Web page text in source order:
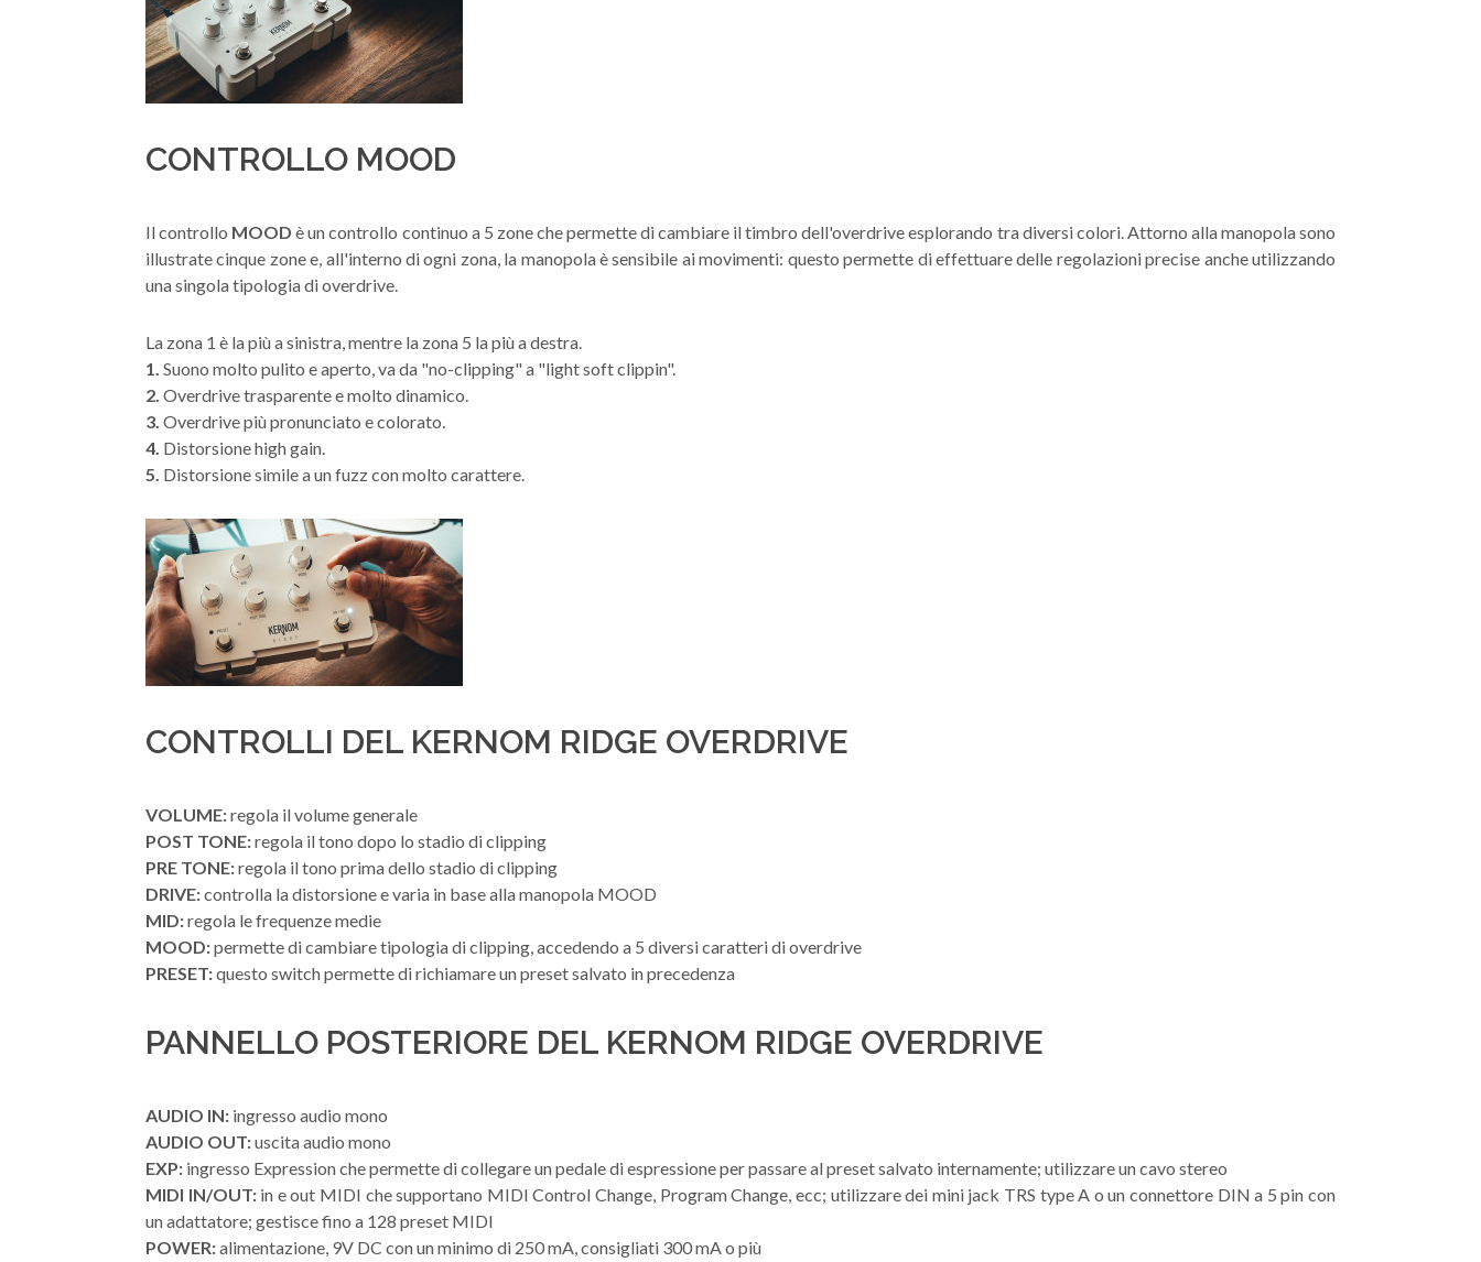
CONTROLLO MOOD
Il controllo MOOD è un controllo continuo a 5 zone che permette di cambiare il timbro dell'overdrive esplorando tra diversi colori. Attorno alla manopola sono
illustrate cinque zone e, all'interno di ogni zona, la manopola è sensibile ai movimenti: questo permette di effettuare delle regolazioni precise anche utilizzando
una singola tipologia di overdrive.
La zona 1 è la più a sinistra, mentre la zona 5 la più a destra.
1. Suono molto pulito e aperto, va da "no-clipping" a "light soft clippin".
2. Overdrive trasparente e molto dinamico.
3. Overdrive più pronunciato e colorato.
4. Distorsione high gain.
5. Distorsione simile a un fuzz con molto carattere.
CONTROLLI DEL KERNOM RIDGE OVERDRIVE
VOLUME:regola il volume generale
POST TONE:regola il tono dopo lo stadio di clipping
PRE TONE:regola il tono prima dello stadio di clipping
DRIVE:controlla la distorsione e varia in base alla manopola MOOD
MID:regola le frequenze medie
MOOD:permette di cambiare tipologia di clipping, accedendo a 5 diversi caratteri di overdrive
PRESET:questo switch permette di richiamare un preset salvato in precedenza
PANNELLO POSTERIORE DEL KERNOM RIDGE OVERDRIVE
AUDIO IN: ingresso audio mono
AUDIO OUT:uscita audio mono
EXP: ingresso Expression che permette di collegare un pedale di espressione per passare al preset salvato internamente; utilizzare un cavo stereo
MIDI IN/OUT:in e out MIDI che supportano MIDI Control Change, Program Change, ecc; utilizzare dei mini jack TRS type A o un connettore DIN a 5 pin con
un adattatore; gestisce fino a 128 preset MIDI
POWER:alimentazione, 9V DC con un minimo di 250 mA, consigliati 300 mA o più